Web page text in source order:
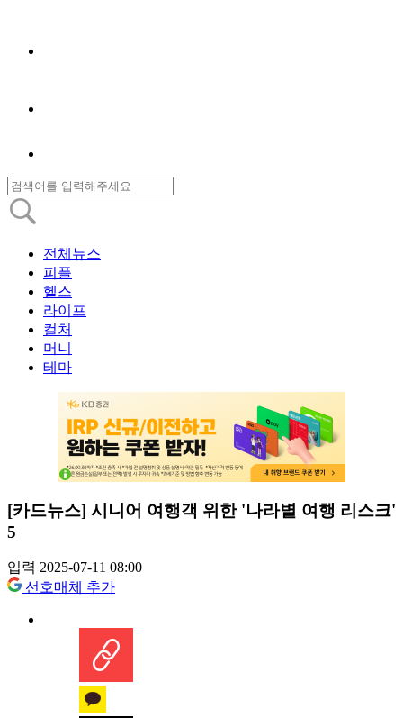
전체뉴스
피플
헬스
라이프
컬처
머니
테마
[카드뉴스] 시니어 여행객 위한 '나라별 여행 리스크'
5
입력 2025-07-11 08:00
선호매체 추가